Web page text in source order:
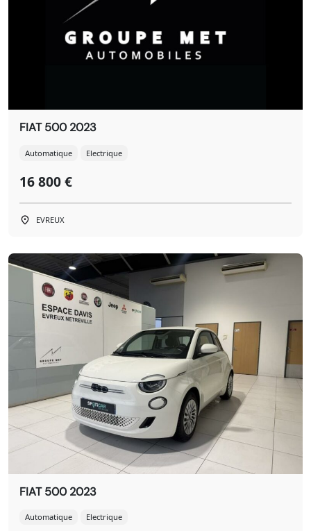
FIAT 500 2023
Automatique Electrique
16 800 €
EVREUX
FIAT 500 2023
Automatique Electrique